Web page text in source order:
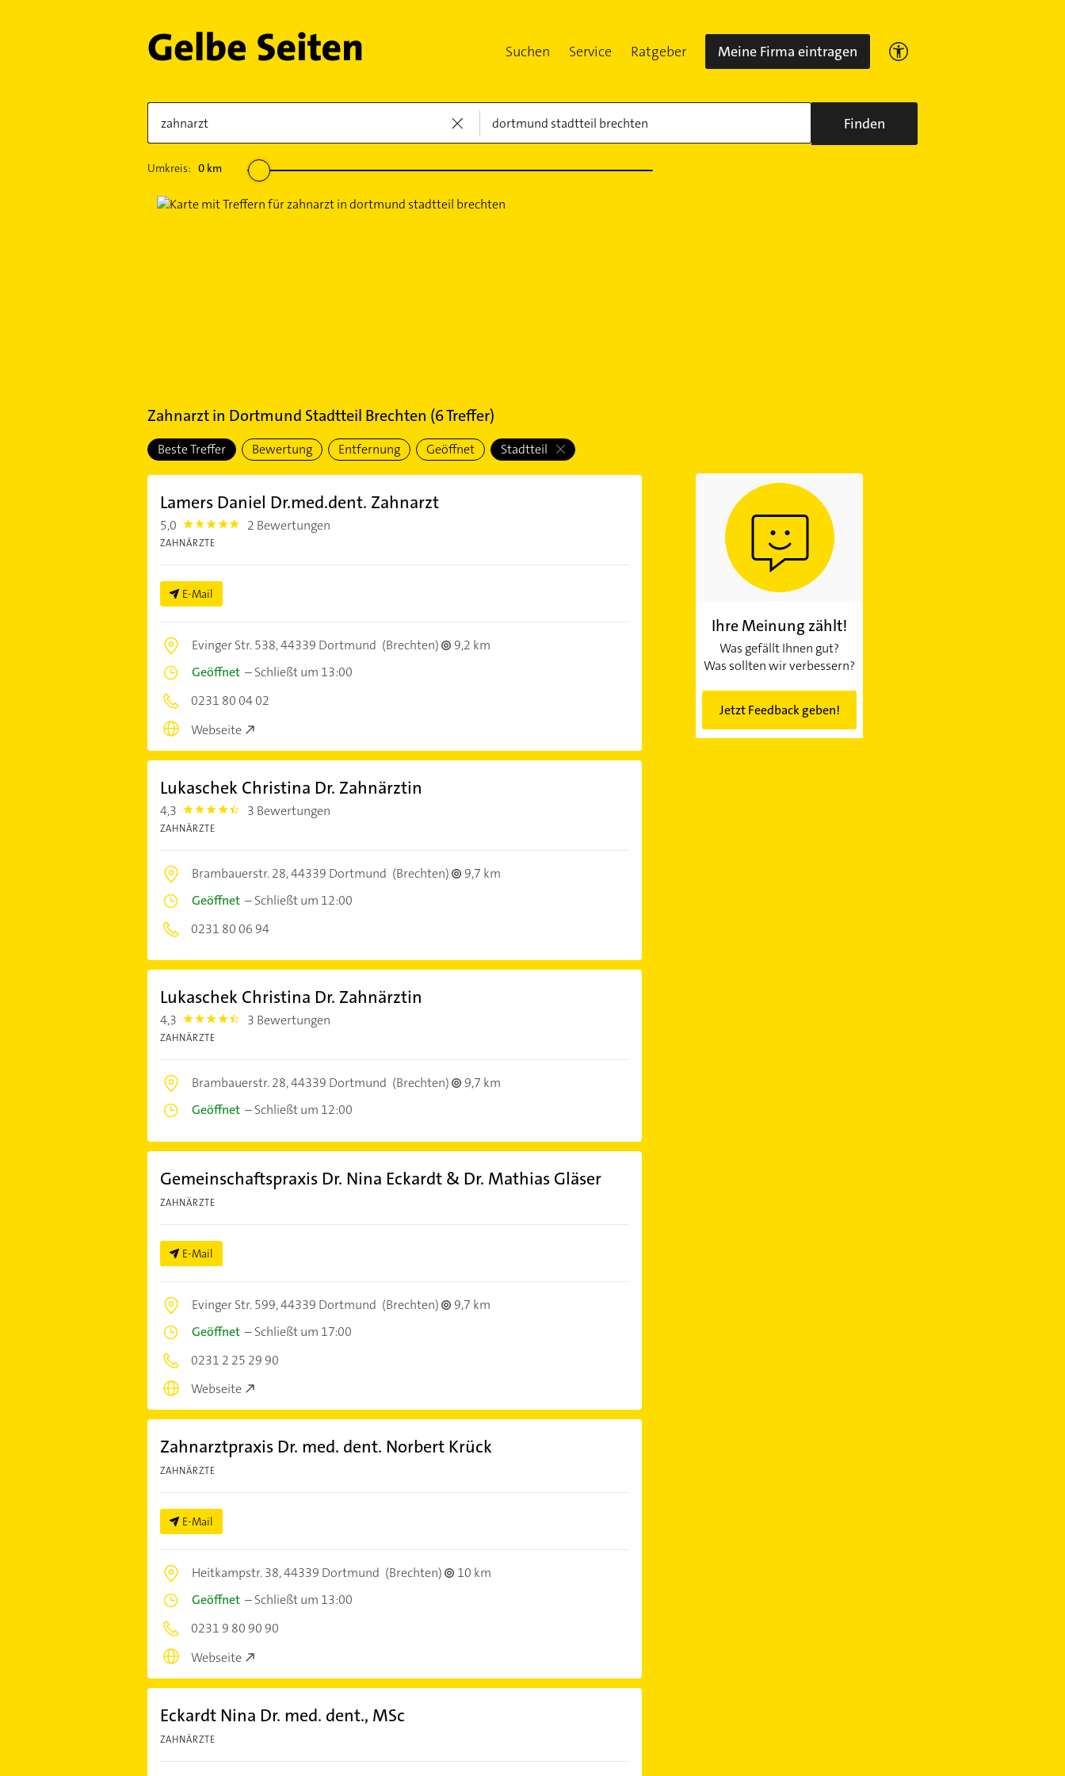
Suchen Service Ratgeber Meine Firma eintragen
Finden
Umkreis: 0km
Zahnarztin Dortmund Stadtteil Brechten (6Treffer)
Beste Treffer Bewertung Entfernung Geöffnet Stadtteil
Lamers Daniel Dr.med.dent. Zahnarzt
5,0 5.0 2 Bewertungen
ZAHNÄRZTE
E-Mail
Evinger Str. 538,44339 Dortmund (Brechten)
9,2 km
Geöffnet–Schließt um 13:00
0231 80 04 02
Webseite
Lukaschek Christina Dr. Zahnärztin
4,3 4.3 3 Bewertungen
ZAHNÄRZTE
Brambauerstr. 28,44339 Dortmund (Brechten)
9,7 km
Geöffnet–Schließt um 12:00
0231 80 06 94
Lukaschek Christina Dr. Zahnärztin
4,3 4.3 3 Bewertungen
ZAHNÄRZTE
Brambauerstr. 28,44339 Dortmund (Brechten)
9,7 km
Geöffnet–Schließt um 12:00
Gemeinschaftspraxis Dr. Nina Eckardt & Dr. Mathias Gläser
ZAHNÄRZTE
E-Mail
Evinger Str. 599,44339 Dortmund (Brechten)
9,7 km
Geöffnet–Schließt um 17:00
0231 2 25 29 90
Webseite
Zahnarztpraxis Dr. med. dent. Norbert Krück
ZAHNÄRZTE
E-Mail
Heitkampstr. 38,44339 Dortmund (Brechten)
10 km
Geöffnet–Schließt um 13:00
0231 9 80 90 90
Webseite
Eckardt Nina Dr. med. dent., MSc
ZAHNÄRZTE
Ihre Meinung zählt!
Was gefällt Ihnen gut?
Was sollten wir verbessern?
Jetzt Feedback geben!